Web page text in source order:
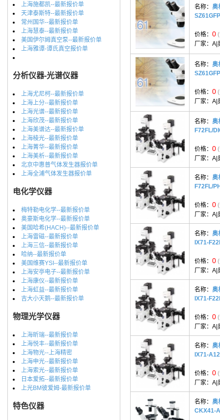
上海施都凯--最新报价单
天津泰斯特--最新报价单
常州国华--最新报价单
上海慧泰--最新报价单
美国伊尔姆真空泵--最新报价单
上海雅谭-谭氏真空报价单
分析仪器-光谱仪器
上海尤尼柯--最新报价单
上海上分--最新报价单
上海光谱--最新报价单
上海欣茂--最新报价单
上海美谱达--最新报价单
上海棱光--最新报价单
上海菁华--最新报价单
上海美析--最新报价单
北京中惠普气体发生器报价单
上海全浦气体发生器报价单
电化学仪器
梅特勒电化学--最新报价单
奥豪斯电化学--最新报价单
美国哈希(HACH)--最新报价单
上海雷磁--最新报价单
上海三信--最新报价单
哈纳--最新报价单
美国维赛YSI--最新报价单
上海安亭电子--最新报价单
上海康仪--最新报价单
上海虹益--最新报价单
吉大小天鹅--最新报价单
物理光学仪器
上海昕瑞--最新报价单
上海悦丰--最新报价单
上海物光--上海精密
上海申光--最新报价单
上海索光--最新报价单
日本爱拓--最新报价单
上光BM彼爱姆-最新报价单
特色仪器
名称： 奥
价格： 0
厂家： A|
名称： 奥
价格： 0
厂家： A|
名称： 奥
F72FL/
价格： 0
厂家： A|
名称： 奥
F72FL/
价格： 0
厂家： A|
名称： 奥
IX71-
价格： 0
厂家： A|
名称： 奥
IX71-
价格： 0
厂家： A|
名称： 奥
IX71-
价格： 0
厂家： A|
名称： 奥
CKX41-